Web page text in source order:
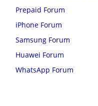
Prepaid Forum
iPhone Forum
Samsung Forum
Huawei Forum
WhatsApp Forum